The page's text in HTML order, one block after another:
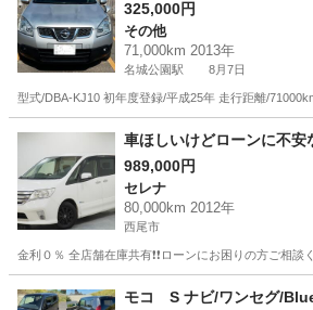
325,000円
その他
71,000km 2013年
名城公園駅 8月7日
型式/DBA-KJ10 初年度登録/平成25年 走行距離/
愛知 名古屋市 名城公園駅
車ほしいけどローンに不安
989,000円
セレナ
80,000km 2012年
西尾市
金利０％ 全店舗在庫共有❗️❗️ローンにお困りの方ご相
愛知 西尾市 ローン
モコ S ナビ/ワンセ